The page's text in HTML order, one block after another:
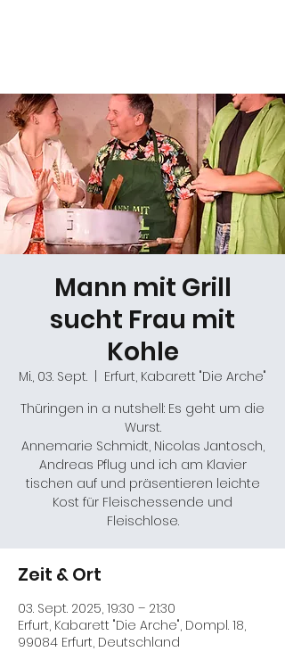
Mann mit Grill
sucht Frau mit
Kohle
Mi., 03. Sept.
Erfurt, Kabarett "Die Arche"
Thüringen in a nutshell: Es geht um die
Wurst.
Annemarie Schmidt, Nicolas Jantosch,
Andreas Pflug und ich am Klavier
tischen auf und präsentieren leichte
Kost für Fleischessende und
Fleischlose.
Zeit & Ort
03. Sept. 2025, 19:30 – 21:30
Erfurt, Kabarett "Die Arche", Dompl. 18,
99084 Erfurt, Deutschland